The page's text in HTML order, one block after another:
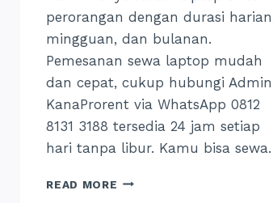
perorangan dengan durasi
mingguan, dan bulanan.
Pemesanan sewa laptop mudah
dan cepat, cukup hubungi Admin
KanaProrent via WhatsApp 0812
8131 3188 tersedia 24 jam setiap
hari tanpa libur. Kamu bisa
READ MORE SEWA